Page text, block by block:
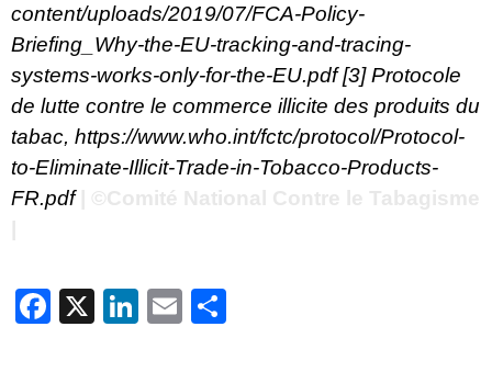
content/uploads/2019/07/FCA-Policy-
Briefing_Why-the-EU-tracking-and-tracing-
systems-works-only-for-the-EU.pdf [3]Protocole
de lutte contre le commerce illicite des produits du
tabac, https://www.who.int/fctc/protocol/Protocol-
to-Eliminate-Illicit-Trade-in-Tobacco-Products-
FR.pdf
Facebook
X LinkedIn
Email